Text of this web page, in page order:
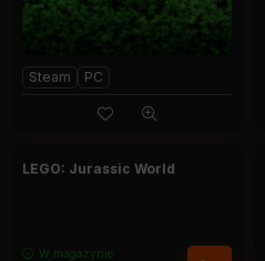
Steam PC
LEGO: Jurassic World
W magazynie